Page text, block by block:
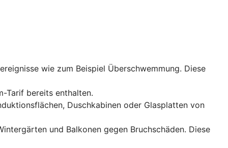
wie zum Beispiel Überschwemmung. Diese
Tarif bereits enthalten.
Duschkabinen oder Glasplatten von
und Balkonen gegen Bruchschäden. Diese